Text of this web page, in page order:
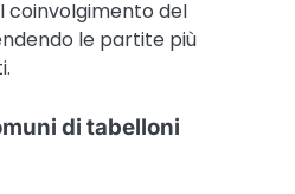
coinvolgimento del
le partite più
di tabelloni